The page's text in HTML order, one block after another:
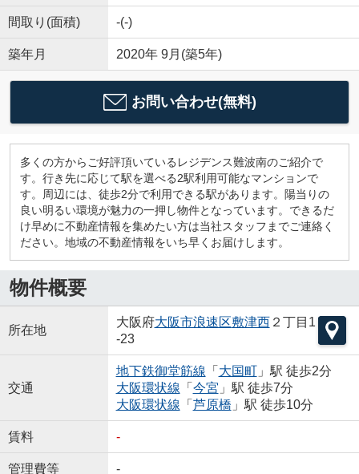
間取り(面積) -(-)
築年月 2020年 9月(築5年)
お問い合わせ(無料)
多くの方からご好評頂いているレジデンス難波南のご紹介で
す。行き先に応じて駅を選べる2駅利用可能なマンションで
す。周辺には、徒歩2分で利用できる駅があります。陽当りの
良い明るい環境が魅力の一押し物件となっています。できるだ
け早めに不動産情報を集めたい方は当社スタッフまでご連絡く
ださい。地域の不動産情報をいち早くお届けします。
物件概要
所在地
大阪府大阪市浪速区敷津西２丁目1
-23
交通
地下鉄御堂筋線 「 大国町」駅 徒歩2分
大阪環状線 「 今宮 」駅 徒歩7分
大阪環状線 「 芦原橋 」駅 徒歩10分
賃料 -
管理費等 -